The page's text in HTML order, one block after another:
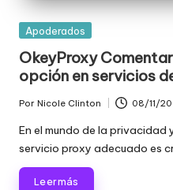
Publicada
Apoderados
OkeyProxy
opción en servicios
Publicado
por
Por Nicole Clinton 08/11/
En el mundo de la privacidad
servicio proxy adecuado es
Leer más